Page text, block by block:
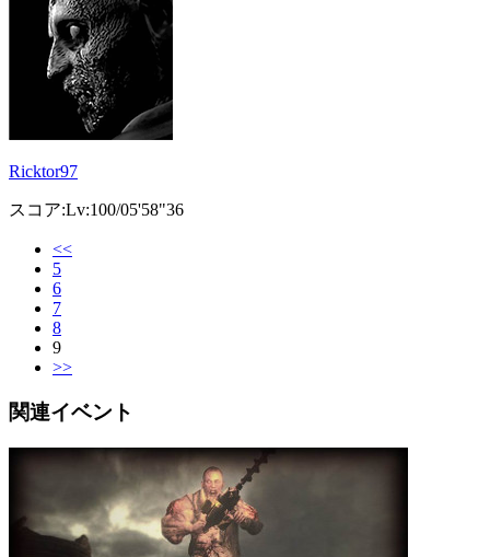
Ricktor97
スコア:Lv:100/05'58"36
<<
5
6
7
8
9
>>
関連イベント